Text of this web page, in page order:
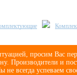
просим Вас
Производители и
не всегда успеваем